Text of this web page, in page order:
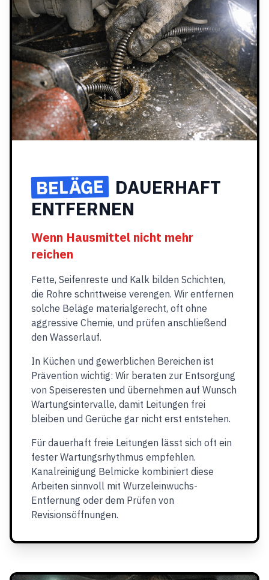
BELÄGE DAUERHAFT
ENTFERNEN
Wenn Hausmittel nicht mehr
reichen
Fette, Seifenreste und Kalk bilden Schichten,
die Rohre schrittweise verengen. Wir entfernen
solche Beläge materialgerecht, oft ohne
aggressive Chemie, und prüfen anschließend
den Wasserlauf.
In Küchen und gewerblichen Bereichen ist
Prävention wichtig: Wir beraten zur Entsorgung
von Speiseresten und übernehmen auf Wunsch
Wartungsintervalle, damit Leitungen frei
bleiben und Gerüche gar nicht erst entstehen.
Für dauerhaft freie Leitungen lässt sich oft ein
fester Wartungsrhythmus empfehlen.
Kanalreinigung Belmicke kombiniert diese
Arbeiten sinnvoll mit Wurzeleinwuchs-
Entfernung oder dem Prüfen von
Revisionsöffnungen.